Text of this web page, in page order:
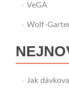
VeGA
Wolf-
Jak